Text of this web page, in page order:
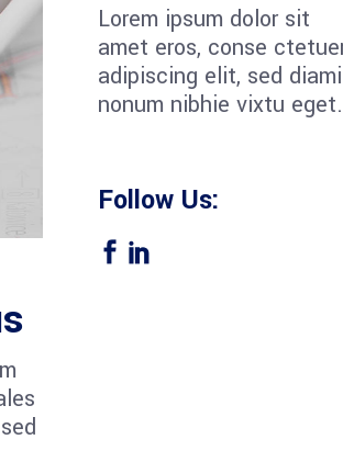
Lorem ipsum dolor sit
amet eros, conse
adipiscing elit, sed diami
nonum nibhie vixtu eget.
Follow Us: